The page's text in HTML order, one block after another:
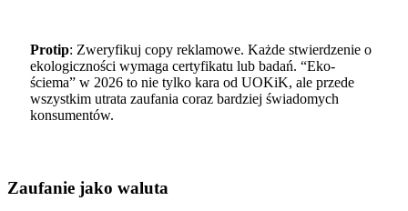
Protip: Zweryfikuj copy reklamowe. Każde stwierdzenie o
ekologiczności wymaga certyfikatu lub badań. “Eko-
ściema” w 2026 to nie tylko kara od UOKiK, ale przede
wszystkim utrata zaufania coraz bardziej świadomych
konsumentów.
Zaufanie jako waluta